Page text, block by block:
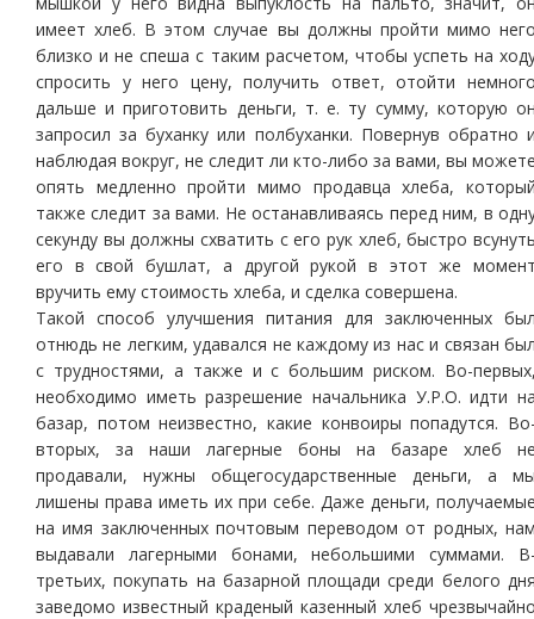
имеет хлеб. В этом случае вы должны пройти мимо
близко и не спеша с таким расчетом, чтобы успеть на
спросить у него цену, получить ответ, отойти
дальше и приготовить деньги, т. е. ту сумму, которую
запросил за буханку или полбуханки. Повернув обратно
наблюдая вокруг, не следит ли кто-либо за вами, вы
опять медленно пройти мимо продавца хлеба,
также следит за вами. Не останавливаясь перед ним, в
секунду вы должны схватить с его рук хлеб, быстро
его в свой бушлат, а другой рукой в этот же
вручить ему стоимость хлеба, и сделка совершена.
Такой способ улучшения питания для заключенных
отнюдь не легким, удавался не каждому из нас и связан
с трудностями, а также и с большим риском. Во-
необходимо иметь разрешение начальника У.Р.О. идти
базар, потом неизвестно, какие конвоиры попадутся.
вторых, за наши лагерные боны на базаре хлеб
продавали, нужны общегосударственные деньги, а
лишены права иметь их при себе. Даже деньги,
на имя заключенных почтовым переводом от родных,
выдавали лагерными бонами, небольшими суммами.
третьих, покупать на базарной площади среди белого
заведомо известный краденый казенный хлеб